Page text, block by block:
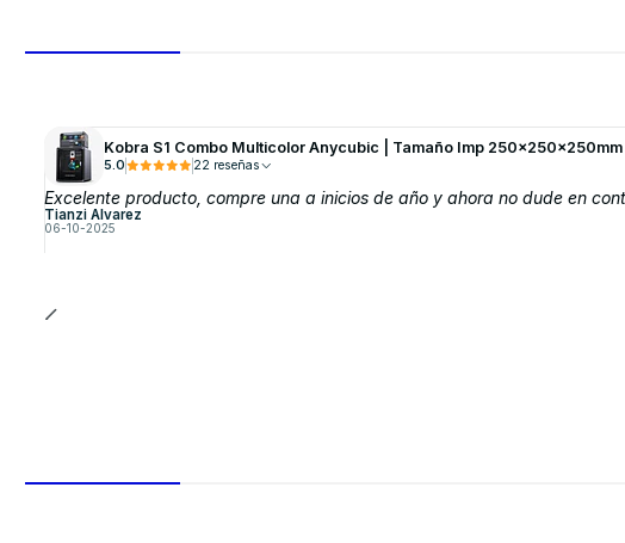
Kobra S1 Combo Multicolor Anycubic | Tamaño Imp
5.0 22 reseñas
Excelente producto, compre una a inicios de año y ahora no dude en
Tianzi Alvarez
06-10-2025